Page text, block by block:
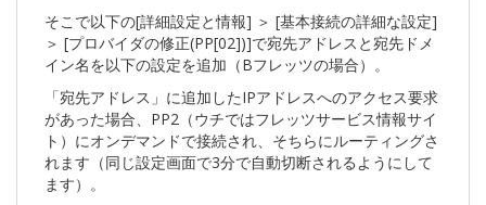
そこで以下の[詳細設定と情報] ＞ [基本接続の詳細な設定]
＞ [プロバイダの修正(PP[02])]で宛先アドレスと宛先ドメ
イン名を以下の設定を追加（Bフレッツの場合）。
「宛先アドレス」に追加したIPアドレスへのアクセス要求
があった場合、PP2（ウチではフレッツサービス情報サイ
ト）にオンデマンドで接続され、そちらにルーティングさ
れます（同じ設定画面で3分で自動切断されるようにして
ます）。